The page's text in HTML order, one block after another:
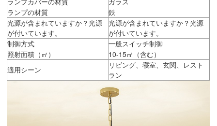
ランプの材質
鉄
光源が含まれていますか？光源
が付いています。
光源が含まれていますか？光源
が付いています。
制御方式
一般スイッチ制御
照射面積（㎡）
10-15㎡（含む）
適用シーン
リビング、寝室、玄関、レスト
ラン